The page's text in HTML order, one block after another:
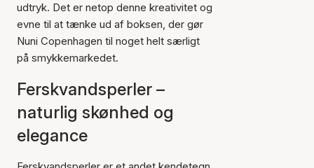
udtryk. Det er netop denne kreativitet og
evne til at tænke ud af boksen, der gør
Nuni Copenhagen til noget helt særligt
på smykkemarkedet.
Ferskvandsperler –
naturlig skønhed og
elegance